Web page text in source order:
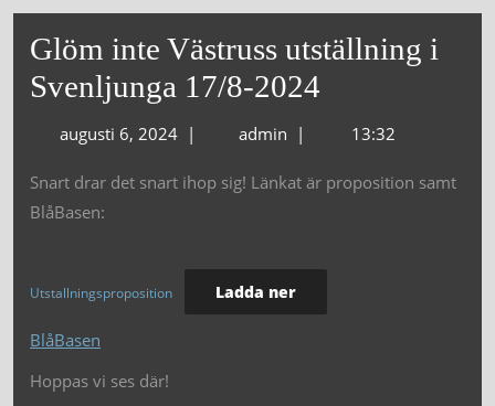
Glöm inte Västruss utställning i
Svenljunga 17/8-2024
augusti 6, 2024 | admin | 13:32
Snart drar det snart ihop sig! Länkat är proposition samt
BlåBasen:
Utstallningsproposition Ladda ner
BlåBasen
Hoppas vi ses där!